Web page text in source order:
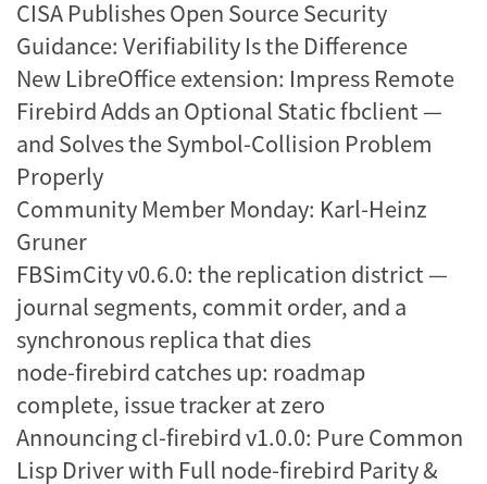
CISA Publishes Open Source Security
Guidance: Verifiability Is the Difference
New LibreOffice extension: Impress Remote
Firebird Adds an Optional Static fbclient —
and Solves the Symbol-Collision Problem
Properly
Community Member Monday: Karl-Heinz
Gruner
FBSimCity v0.6.0: the replication district —
journal segments, commit order, and a
synchronous replica that dies
node-firebird catches up: roadmap
complete, issue tracker at zero
Announcing cl-firebird v1.0.0: Pure Common
Lisp Driver with Full node-firebird Parity &